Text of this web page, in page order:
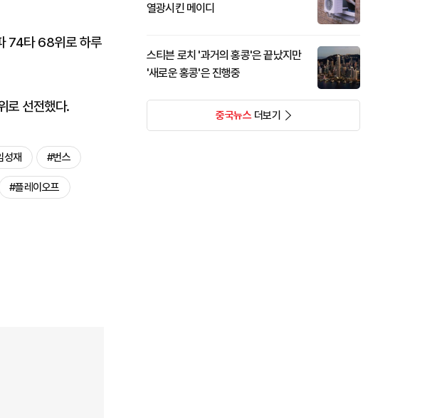
74타 68위로 하루
로 선전했다.
성재 #번스
#플레이오프
열광시킨 메이디
스티븐 로치 '과거의 홍콩'은 끝났지만
'새로운 홍콩'은 진행중
중국뉴스더보기